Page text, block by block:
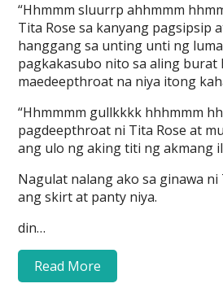
“Hhmmm sluurrp ahhmmm
Tita Rose sa kanyang pagsipsip
hanggang sa unting unti ng
pagkakasubo nito sa aling burat
maedeepthroat na niya itong
“Hhmmmm gullkkkk hhhmmm
pagdeepthroat ni Tita Rose at
ang ulo ng aking titi ng akmang
Nagulat nalang ako sa ginawa
ang skirt at panty niya.
din…
Read More